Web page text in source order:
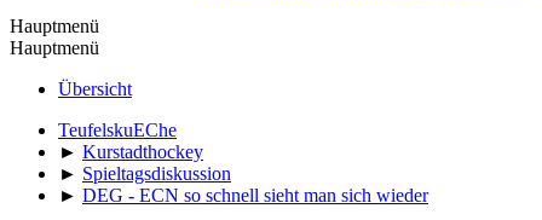
Hauptmenü
Hauptmenü
Übersicht
TeufelskuEChe
► Kurstadthockey
► Spieltagsdiskussion
► DEG - ECN so schnell sieht man sich wieder